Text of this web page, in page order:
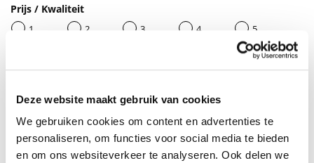
Deze website maakt gebruik van cookies
We gebruiken cookies om content en advertenties te
personaliseren, om functies voor social media te bieden
en om ons websiteverkeer te analyseren. Ook delen we
Prijs / Kwaliteit
1 2 3 4
5
10
Geef je beoordeling een titel